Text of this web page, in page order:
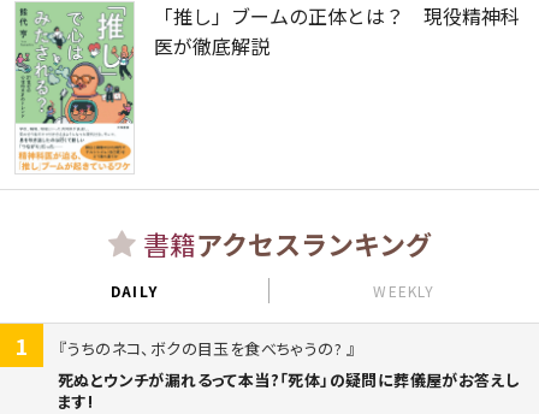
「推し」ブームの正体とは？ 現役精神科
医が徹底解説
書籍アクセスランキング
DAILY WEEKLY
1
うちのネコ、ボクの目玉を食べちゃうの?
死ぬとウンチが漏れるって本当?「死体」の疑問に葬儀屋がお答えし
ます!